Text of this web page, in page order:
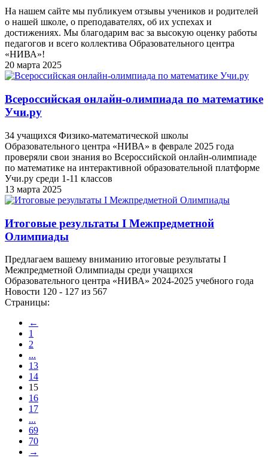
На нашем сайте мы публикуем отзывы учеников и родителей
о нашей школе, о преподавателях, об их успехах и
достижениях. Мы благодарим вас за высокую оценку работы
педагогов и всего коллектива Образовательного центра
«НИВА»!
20 марта 2025
Всероссийская онлайн-олимпиада по математике
Учи.ру
34 учащихся Физико-математической школы
Образовательного центра «НИВА» в феврале 2025 года
проверяли свои знания во Всероссийской онлайн-олимпиаде
по математике на интерактивной образовательной платформе
Учи.ру среди 1-11 классов
13 марта 2025
Итоговые результаты I Межпредметной
Олимпиады
Предлагаем вашему вниманию итоговые результаты I
Межпредметной Олимпиады среди учащихся
Образовательного центра «НИВА» 2024-2025 учебного года
Новости 120 - 127 из 567
Страницы:
←
1
2
...
13
14
15
16
17
...
69
70
→